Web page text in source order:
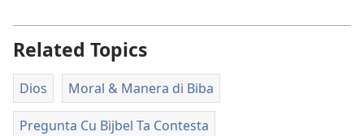
Related Topics
Dios Moral & Manera di Biba
Pregunta Cu Bijbel Ta Contesta